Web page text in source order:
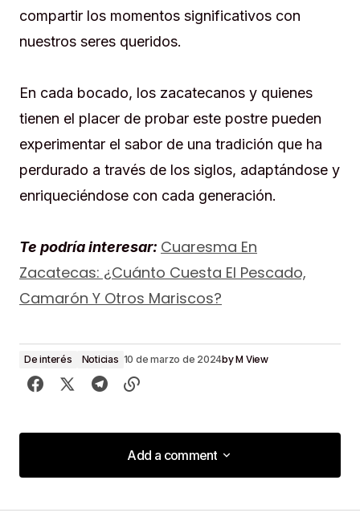
compartir los momentos significativos con
nuestros seres queridos.
En cada bocado, los zacatecanos y quienes
tienen el placer de probar este postre pueden
experimentar el sabor de una tradición que ha
perdurado a través de los siglos, adaptándose y
enriqueciéndose con cada generación.
Te podría interesar: Cuaresma En
Zacatecas: ¿Cuánto Cuesta El Pescado,
Camarón Y Otros Mariscos?
De interés Noticias 10 de marzo de 2024byM View
Add a comment
Add a comment